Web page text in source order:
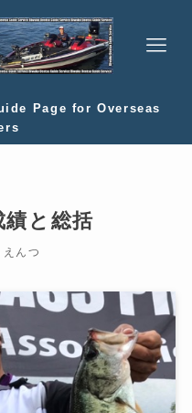
Page for Overseas
と総括
えんつ